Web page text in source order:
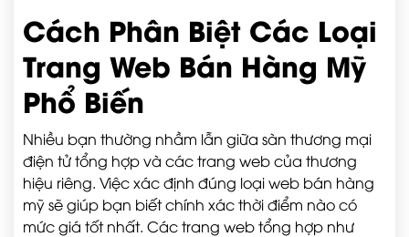
Cách Phân Biệt Các Loại
Trang Web Bán Hàng Mỹ
Phổ Biến
Nhiều bạn thường nhầm lẫn giữa sàn thương mại
điện tử tổng hợp và các trang web của thương
hiệu riêng. Việc xác định đúng loại web bán hàng
mỹ sẽ giúp bạn biết chính xác thời điểm nào có
mức giá tốt nhất. Các trang web tổng hợp như